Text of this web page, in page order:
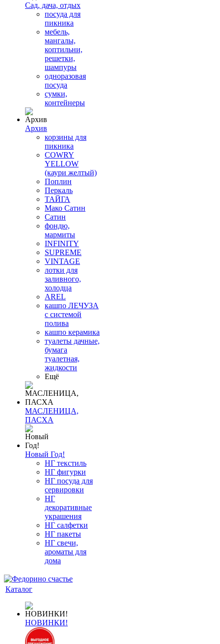
Сад, дача, отдых
посуда для
пикника
мебель,
мангалы,
коптильни,
решетки,
шампуры
одноразовая
посуда
сумки,
контейнеры
Архив
корзины для
пикника
COWRY
YELLOW
(каури желтый)
Поплин
Перкаль
ТАЙГА
Мако Сатин
Сатин
фондю,
мармиты
INFINITY
SUPREME
VINTAGE
лотки для
заливного,
холодца
AREL
кашпо ЛЕЧУЗА
с системой
полива
кашпо керамика
туалеты дачные,
бумага
туалетная,
жидкости
Ещё
МАСЛЕНИЦА,
ПАСХА
Новый Год!
НГ текстиль
НГ фигурки
НГ посуда для
сервировки
НГ
декоративные
украшения
НГ салфетки
НГ пакеты
НГ свечи,
ароматы для
дома
Каталог
НОВИНКИ!